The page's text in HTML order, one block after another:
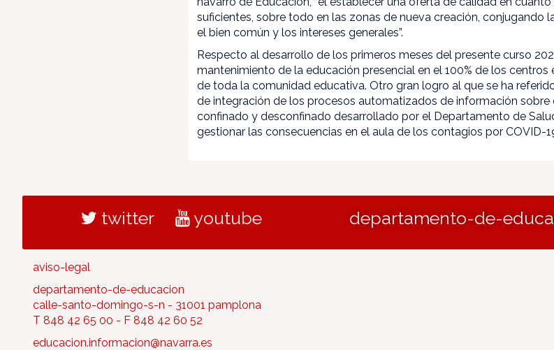
suficientes, sobre todo en las zonas de nueva creación, conjugando
el bien común y los intereses generales”.
Respecto al desarrollo de los primeros meses del presente curso
mantenimiento de la educación presencial en el 100% de los
de toda la comunidad educativa. Otro gran logro al que se ha
de integración de los procesos automatizados de información
confinado y desconfinado desarrollado por el Departamento de
gestionar las consecuencias en el aula de los contagios por COVID-
twitter youtube departamento-de-
aviso-legal
departamento-de-educacion
calle-santo-domingo-s-n - 31001 pamplona
T 848 42 65 00 - F 848 42 60 52
educacion.informacion@navarra.es